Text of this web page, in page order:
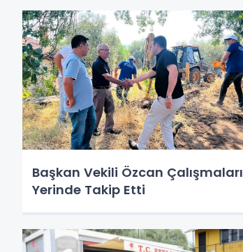
Başkan Vekili Özcan Çalışmaları
Yerinde Takip Etti